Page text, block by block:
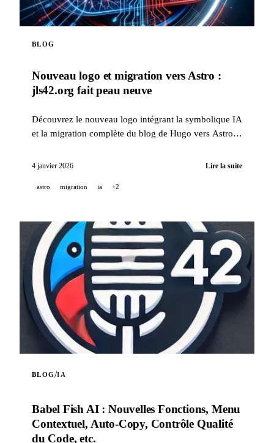
BLOG
Nouveau logo et migration vers Astro :
jls42.org fait peau neuve
Découvrez le nouveau logo intégrant la symbolique IA
et la migration complète du blog de Hugo vers Astro,
4 janvier 2026 Lire la suite
astro migration ia +2
BLOG/IA
Babel Fish AI : Nouvelles Fonctions, Menu
Contextuel, Auto-Copy, Contrôle Qualité
du Code, etc.